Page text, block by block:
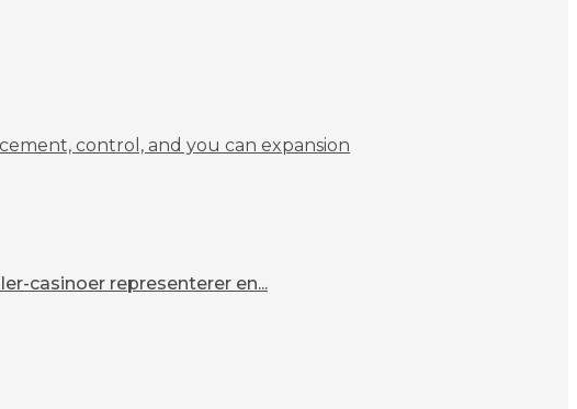
control, and you can expansion
casinoer representerer en...